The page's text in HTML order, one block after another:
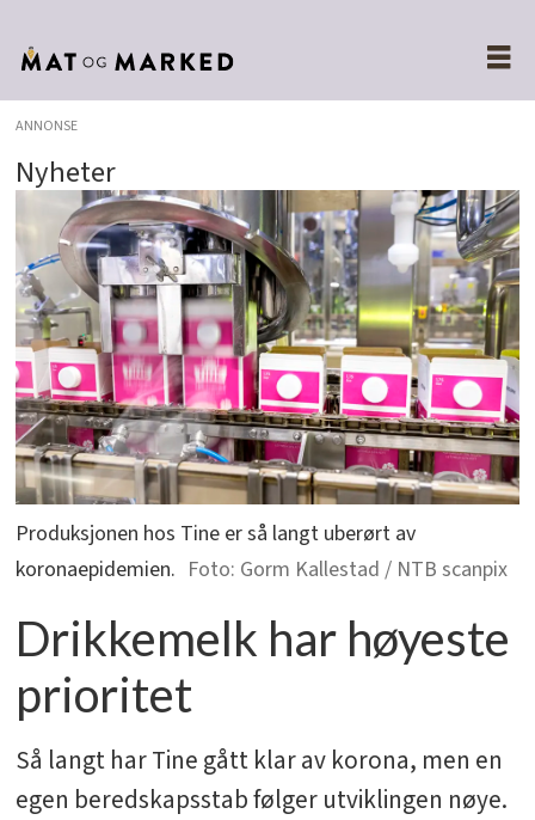
ANNONSE
Nyheter
Produksjonen hos Tine er så langt uberørt av
koronaepidemien.
Gorm Kallestad / NTB scanpix
Drikkemelk har høyeste
prioritet
Så langt har Tine gått klar av korona, men en
egen beredskapsstab følger utviklingen nøye.